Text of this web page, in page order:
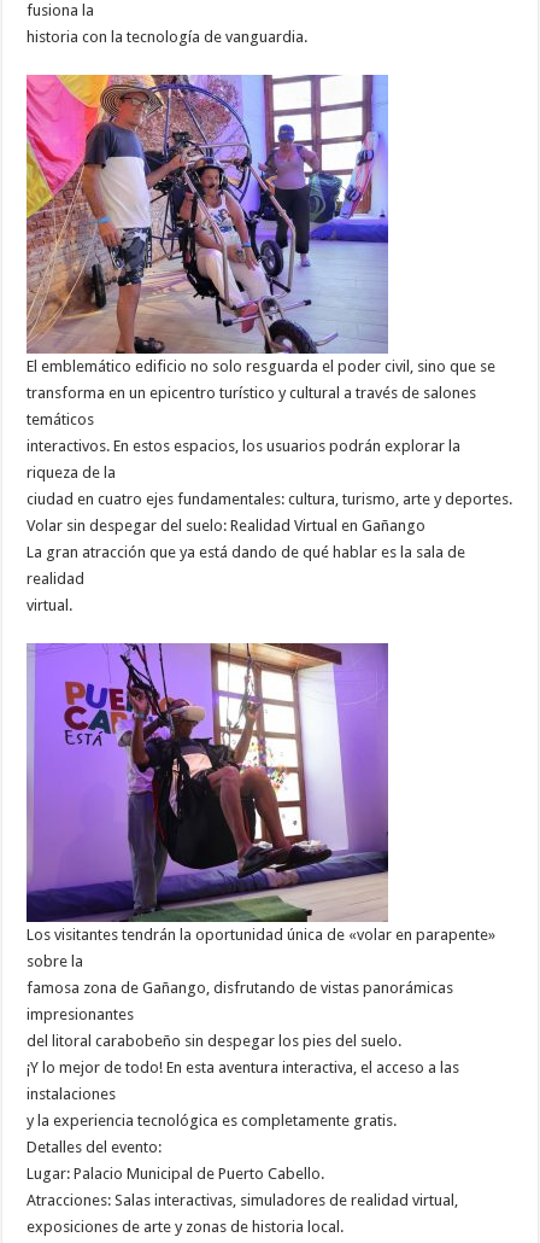
fusiona la
historia con la tecnología de vanguardia.
El emblemático edificio no solo resguarda el poder civil, sino que se
transforma en un epicentro turístico y cultural a través de salones
temáticos
interactivos. En estos espacios, los usuarios podrán explorar la
riqueza de la
ciudad en cuatro ejes fundamentales: cultura, turismo, arte y deportes.
Volar sin despegar del suelo: Realidad Virtual en Gañango
La gran atracción que ya está dando de qué hablar es la sala de
realidad
virtual.
Los visitantes tendrán la oportunidad única de «volar en parapente»
sobre la
famosa zona de Gañango, disfrutando de vistas panorámicas
impresionantes
del litoral carabobeño sin despegar los pies del suelo.
¡Y lo mejor de todo! En esta aventura interactiva, el acceso a las
instalaciones
y la experiencia tecnológica es completamente gratis.
Detalles del evento:
Lugar: Palacio Municipal de Puerto Cabello.
Atracciones: Salas interactivas, simuladores de realidad virtual,
exposiciones de arte y zonas de historia local.